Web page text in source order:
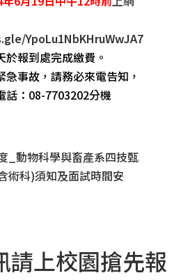
YpoLu1NbKHruWwJA7
於報到處完成繳費。
急事故，請務必來電告知，
話：08-7703202分機
_動物科學與畜產系四技甄
術科)須知及面試時間安
請上校園搶先報